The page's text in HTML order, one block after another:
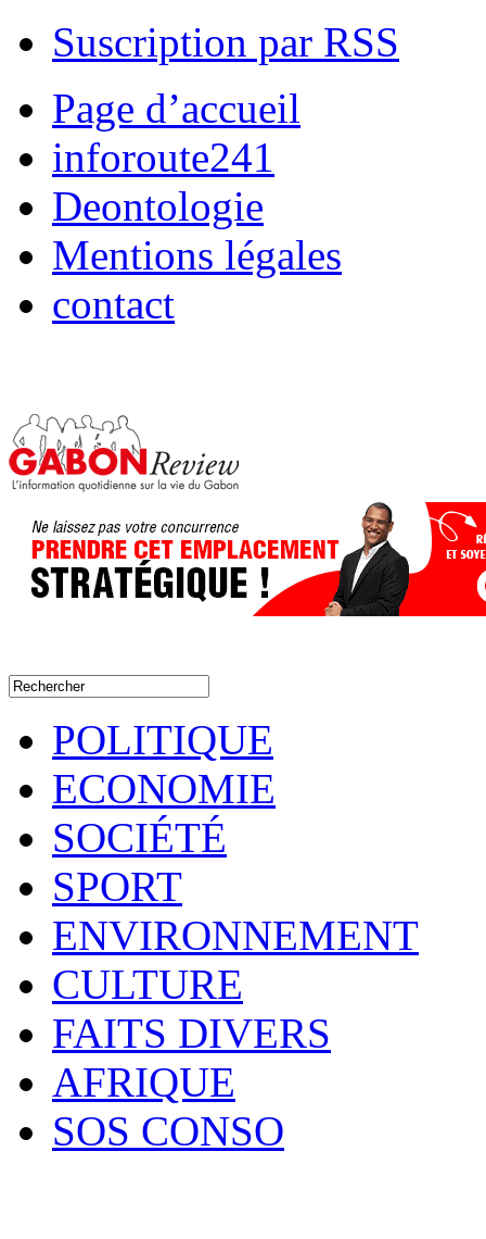
Suscription par RSS
Page d’accueil
inforoute241
Deontologie
Mentions légales
contact
POLITIQUE
ECONOMIE
SOCIÉTÉ
SPORT
ENVIRONNEMENT
CULTURE
FAITS DIVERS
AFRIQUE
SOS CONSO